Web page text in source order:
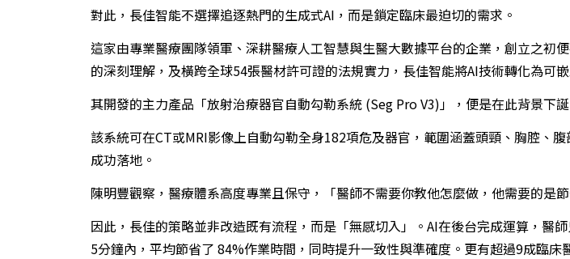
對此，長佳智能不選擇追逐熱門的生成式AI，而是鎖定臨床最迫切的需求。
這家由專業醫療團隊領軍、深耕醫療人工智慧與生醫大數據平台的企業，創立之初
的深刻理解，及橫跨全球54張醫材許可證的法規實力，長佳智能將AI技術轉化為可
其開發的主力產品「放射治療器官自動勾勒系統 (Seg Pro V3)」，便是在此背景下誕
該系統可在CT或MRI影像上自動勾勒全身182項危及器官，範圍涵蓋頭頸、胸腔、
成功落地。
陳明豐觀察，醫療體系高度專業且保守，「醫師不需要你教他怎麼做，他需要的是節
因此，長佳的策略並非改造既有流程，而是「無感切入」。AI在後台完成運算，醫
5分鐘內，平均節省了 84%作業時間，同時提升一致性與準確度。更有超過9成臨床